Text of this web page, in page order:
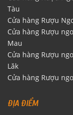
Tàu
Cửa hàng Rượu
Cửa hàng Rượu
Mau
Cửa hàng Rượu
Lăk
Cửa hàng Rượu
ĐỊA ĐIỂM